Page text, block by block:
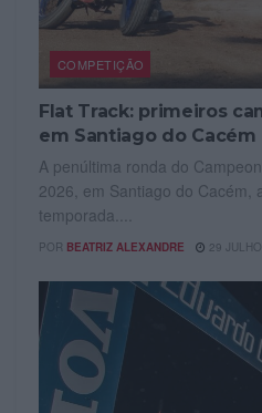
COMPETIÇÃO
Flat Track: primeiros
em Santiago do Cacém
A penúltima ronda do
2026, em Santiago do Cacém,
temporada....
POR BEATRIZ ALEXANDRE 29